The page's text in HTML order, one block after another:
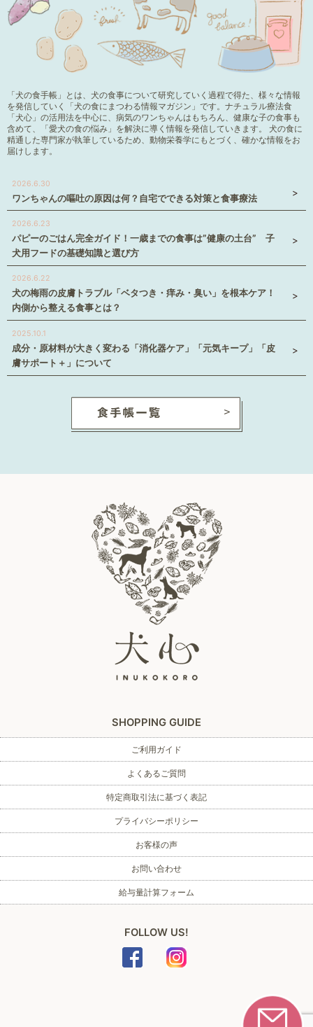
「犬の食手帳」とは、犬の食事について研究していく過程で得た、様々な情報
を発信していく「犬の食にまつわる情報マガジン」です。ナチュラル療法食
「犬心」の活用法を中心に、病気のワンちゃんはもちろん、健康な子の食事も
含めて、「愛犬の食の悩み」を解決に導く情報を発信していきます。 犬の食に
精通した専門家が執筆しているため、動物栄養学にもとづく、確かな情報をお
届けします。
2026.6.30
ワンちゃんの嘔吐の原因は何？自宅でできる対策と食事療法
2026.6.23
パピーのごはん完全ガイド！一歳までの食事は”健康の土台” 子
犬用フードの基礎知識と選び方
2026.6.22
犬の梅雨の皮膚トラブル「ベタつき・痒み・臭い」を根本ケア！
内側から整える食事とは？
2025.10.1
成分・原材料が大きく変わる「消化器ケア」「元気キープ」「皮
膚サポート＋」について
SHOPPING GUIDE
ご利用ガイド
よくあるご質問
特定商取引法に基づく表記
プライバシーポリシー
お客様の声
お問い合わせ
給与量計算フォーム
FOLLOW US!